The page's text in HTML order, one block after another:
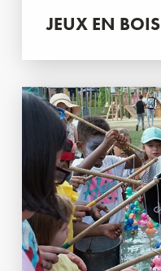
JEUX EN BOIS